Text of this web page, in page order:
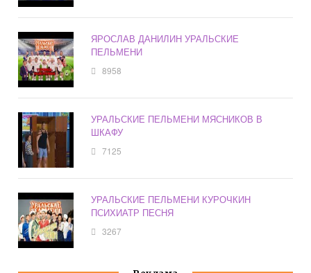
ЯРОСЛАВ ДАНИЛИН УРАЛЬСКИЕ
ПЕЛЬМЕНИ
8958
УРАЛЬСКИЕ ПЕЛЬМЕНИ МЯСНИКОВ В
ШКАФУ
7125
УРАЛЬСКИЕ ПЕЛЬМЕНИ КУРОЧКИН
ПСИХИАТР ПЕСНЯ
3267